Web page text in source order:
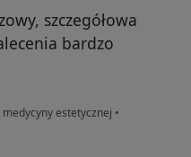
szczegółowa
bardzo
estetycznej •